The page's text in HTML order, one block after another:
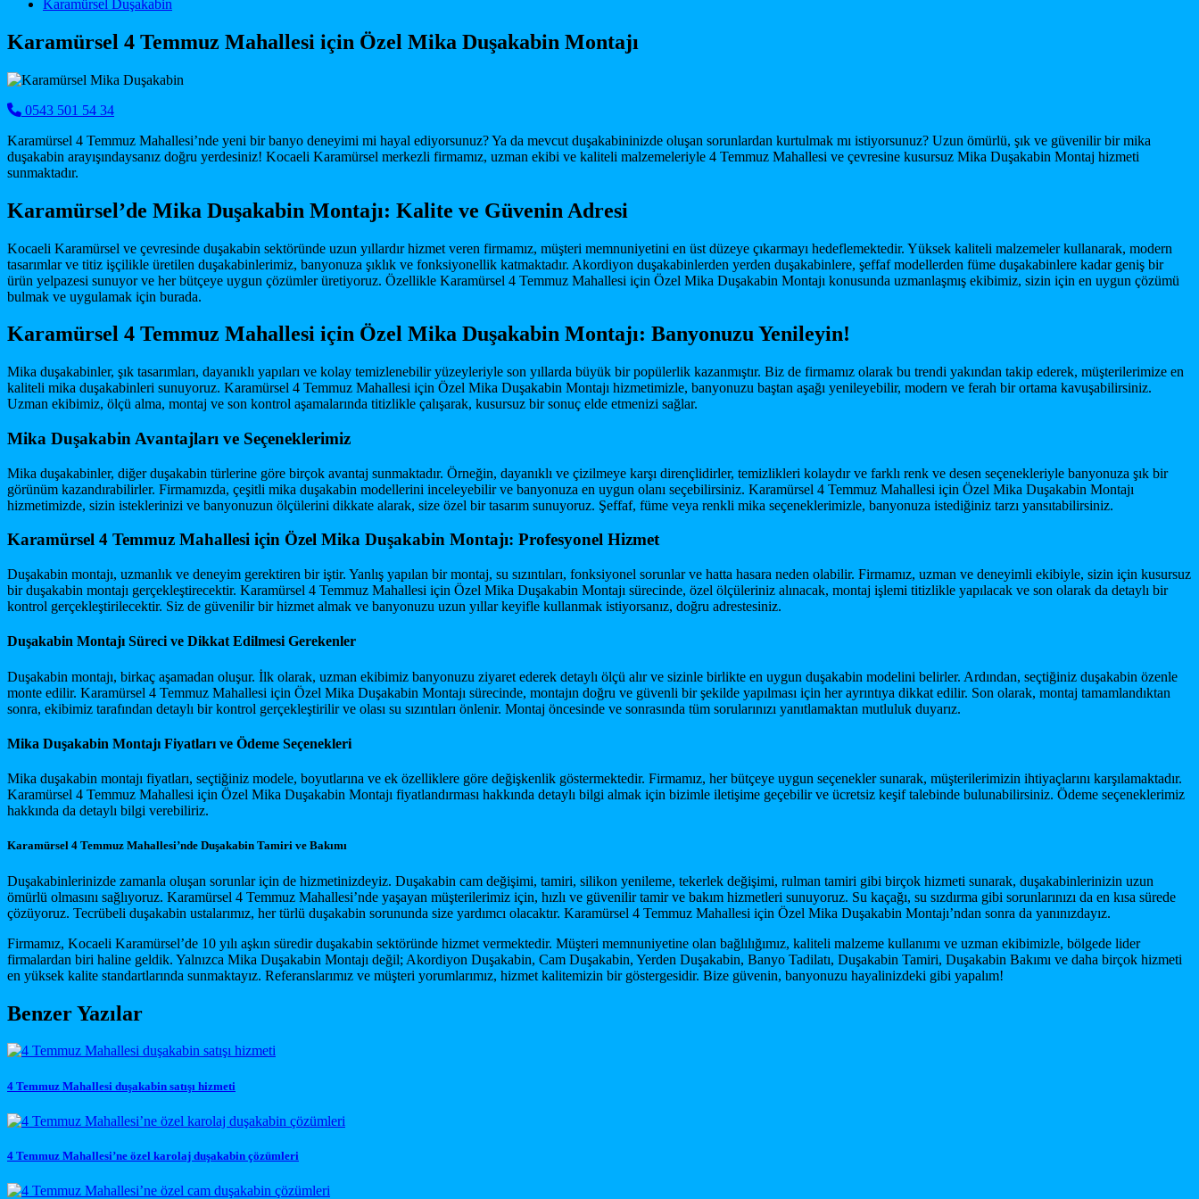
Main Navigation
Karamürsel Duşakabin
Karamürsel 4 Temmuz Mahallesi için Özel Mika Duşakabin Montajı
0543 501 54 34
Karamürsel 4 Temmuz Mahallesi’nde yeni bir banyo deneyimi mi hayal ediyorsunuz? Ya da mevcut duşakabininizde oluşan sorunlardan kurtulmak mı istiyorsunuz? Uzun ömürlü, şık ve güvenilir bir mika
duşakabin arayışındaysanız doğru yerdesiniz! Kocaeli Karamürsel merkezli firmamız, uzman ekibi ve kaliteli malzemeleriyle 4 Temmuz Mahallesi ve çevresine kusursuz Mika Duşakabin Montaj hizmeti
sunmaktadır.
Karamürsel’de Mika Duşakabin Montajı: Kalite ve Güvenin Adresi
Kocaeli Karamürsel ve çevresinde duşakabin sektöründe uzun yıllardır hizmet veren firmamız, müşteri memnuniyetini en üst düzeye çıkarmayı hedeflemektedir. Yüksek kaliteli malzemeler kullanarak, modern
tasarımlar ve titiz işçilikle üretilen duşakabinlerimiz, banyonuza şıklık ve fonksiyonellik katmaktadır. Akordiyon duşakabinlerden yerden duşakabinlere, şeffaf modellerden füme duşakabinlere kadar geniş bir
ürün yelpazesi sunuyor ve her bütçeye uygun çözümler üretiyoruz. Özellikle Karamürsel 4 Temmuz Mahallesi için Özel Mika Duşakabin Montajı konusunda uzmanlaşmış ekibimiz, sizin için en uygun çözümü
bulmak ve uygulamak için burada.
Karamürsel 4 Temmuz Mahallesi için Özel Mika Duşakabin Montajı: Banyonuzu Yenileyin!
Mika duşakabinler, şık tasarımları, dayanıklı yapıları ve kolay temizlenebilir yüzeyleriyle son yıllarda büyük bir popülerlik kazanmıştır. Biz de firmamız olarak bu trendi yakından takip ederek, müşterilerimize en
kaliteli mika duşakabinleri sunuyoruz. Karamürsel 4 Temmuz Mahallesi için Özel Mika Duşakabin Montajı hizmetimizle, banyonuzu baştan aşağı yenileyebilir, modern ve ferah bir ortama kavuşabilirsiniz.
Uzman ekibimiz, ölçü alma, montaj ve son kontrol aşamalarında titizlikle çalışarak, kusursuz bir sonuç elde etmenizi sağlar.
Mika Duşakabin Avantajları ve Seçeneklerimiz
Mika duşakabinler, diğer duşakabin türlerine göre birçok avantaj sunmaktadır. Örneğin, dayanıklı ve çizilmeye karşı dirençlidirler, temizlikleri kolaydır ve farklı renk ve desen seçenekleriyle banyonuza şık bir
görünüm kazandırabilirler. Firmamızda, çeşitli mika duşakabin modellerini inceleyebilir ve banyonuza en uygun olanı seçebilirsiniz. Karamürsel 4 Temmuz Mahallesi için Özel Mika Duşakabin Montajı
hizmetimizde, sizin isteklerinizi ve banyonuzun ölçülerini dikkate alarak, size özel bir tasarım sunuyoruz. Şeffaf, füme veya renkli mika seçeneklerimizle, banyonuza istediğiniz tarzı yansıtabilirsiniz.
Karamürsel 4 Temmuz Mahallesi için Özel Mika Duşakabin Montajı: Profesyonel Hizmet
Duşakabin montajı, uzmanlık ve deneyim gerektiren bir iştir. Yanlış yapılan bir montaj, su sızıntıları, fonksiyonel sorunlar ve hatta hasara neden olabilir. Firmamız, uzman ve deneyimli ekibiyle, sizin için kusursuz
bir duşakabin montajı gerçekleştirecektir. Karamürsel 4 Temmuz Mahallesi için Özel Mika Duşakabin Montajı sürecinde, özel ölçüleriniz alınacak, montaj işlemi titizlikle yapılacak ve son olarak da detaylı bir
kontrol gerçekleştirilecektir. Siz de güvenilir bir hizmet almak ve banyonuzu uzun yıllar keyifle kullanmak istiyorsanız, doğru adrestesiniz.
Duşakabin Montajı Süreci ve Dikkat Edilmesi Gerekenler
Duşakabin montajı, birkaç aşamadan oluşur. İlk olarak, uzman ekibimiz banyonuzu ziyaret ederek detaylı ölçü alır ve sizinle birlikte en uygun duşakabin modelini belirler. Ardından, seçtiğiniz duşakabin özenle
monte edilir. Karamürsel 4 Temmuz Mahallesi için Özel Mika Duşakabin Montajı sürecinde, montajın doğru ve güvenli bir şekilde yapılması için her ayrıntıya dikkat edilir. Son olarak, montaj tamamlandıktan
sonra, ekibimiz tarafından detaylı bir kontrol gerçekleştirilir ve olası su sızıntıları önlenir. Montaj öncesinde ve sonrasında tüm sorularınızı yanıtlamaktan mutluluk duyarız.
Mika Duşakabin Montajı Fiyatları ve Ödeme Seçenekleri
Mika duşakabin montajı fiyatları, seçtiğiniz modele, boyutlarına ve ek özelliklere göre değişkenlik göstermektedir. Firmamız, her bütçeye uygun seçenekler sunarak, müşterilerimizin ihtiyaçlarını karşılamaktadır.
Karamürsel 4 Temmuz Mahallesi için Özel Mika Duşakabin Montajı fiyatlandırması hakkında detaylı bilgi almak için bizimle iletişime geçebilir ve ücretsiz keşif talebinde bulunabilirsiniz. Ödeme seçeneklerimiz
hakkında da detaylı bilgi verebiliriz.
Karamürsel 4 Temmuz Mahallesi’nde Duşakabin Tamiri ve Bakımı
Duşakabinlerinizde zamanla oluşan sorunlar için de hizmetinizdeyiz. Duşakabin cam değişimi, tamiri, silikon yenileme, tekerlek değişimi, rulman tamiri gibi birçok hizmeti sunarak, duşakabinlerinizin uzun
ömürlü olmasını sağlıyoruz. Karamürsel 4 Temmuz Mahallesi’nde yaşayan müşterilerimiz için, hızlı ve güvenilir tamir ve bakım hizmetleri sunuyoruz. Su kaçağı, su sızdırma gibi sorunlarınızı da en kısa sürede
çözüyoruz. Tecrübeli duşakabin ustalarımız, her türlü duşakabin sorununda size yardımcı olacaktır. Karamürsel 4 Temmuz Mahallesi için Özel Mika Duşakabin Montajı’ndan sonra da yanınızdayız.
Firmamız, Kocaeli Karamürsel’de 10 yılı aşkın süredir duşakabin sektöründe hizmet vermektedir. Müşteri memnuniyetine olan bağlılığımız, kaliteli malzeme kullanımı ve uzman ekibimizle, bölgede lider
firmalardan biri haline geldik. Yalnızca Mika Duşakabin Montajı değil; Akordiyon Duşakabin, Cam Duşakabin, Yerden Duşakabin, Banyo Tadilatı, Duşakabin Tamiri, Duşakabin Bakımı ve daha birçok hizmeti
en yüksek kalite standartlarında sunmaktayız. Referanslarımız ve müşteri yorumlarımız, hizmet kalitemizin bir göstergesidir. Bize güvenin, banyonuzu hayalinizdeki gibi yapalım!
Benzer Yazılar
4 Temmuz Mahallesi duşakabin satışı hizmeti
4 Temmuz Mahallesi’ne özel karolaj duşakabin çözümleri